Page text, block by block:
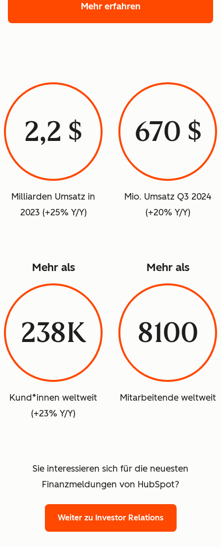
Mehr erfahren
2,2 $
Milliarden Umsatz in
2023 (+25% Y/Y)
670 $
Mio. Umsatz Q3 2024
(+20% Y/Y)
Mehr als
238K
Kund*innen weltweit
(+23% Y/Y)
Mehr als
8100
Mitarbeitende weltweit
Sie interessieren sich für die neuesten
Finanzmeldungen von HubSpot?
Weiter zu Investor Relations